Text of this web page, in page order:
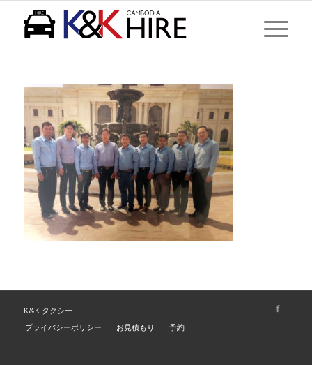
現在位置: ホーム / TOP / Home /
10年以上のベテランドライバーのみ
K&K タクシー
プライバシーポリシー
お見積もり 予約